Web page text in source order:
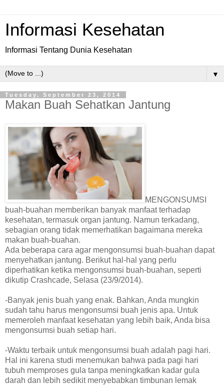
Informasi Kesehatan
Informasi Tentang Dunia Kesehatan
▼
Tuesday, September 23, 2014
Makan Buah Sehatkan Jantung
MENGONSUMSI
buah-buahan memberikan banyak manfaat terhadap
kesehatan, termasuk organ jantung. Namun terkadang,
sebagian orang tidak memerhatikan bagaimana mereka
makan buah-buahan.
Ada beberapa cara agar mengonsumsi buah-buahan dapat
menyehatkan jantung. Berikut hal-hal yang perlu
diperhatikan ketika mengonsumsi buah-buahan, seperti
dikutip Crashcade, Selasa (23/9/2014).
-Banyak jenis buah yang enak. Bahkan, Anda mungkin
sudah tahu harus mengonsumsi buah jenis apa. Untuk
memeroleh manfaat kesehatan yang lebih baik, Anda bisa
mengonsumsi buah setiap hari.
-Waktu terbaik untuk mengonsumsi buah adalah pagi hari.
Hal ini karena studi menemukan bahwa pada pagi hari
tubuh memproses gula tanpa meningkatkan kadar gula
darah dan lebih sedikit menyebabkan timbunan lemak